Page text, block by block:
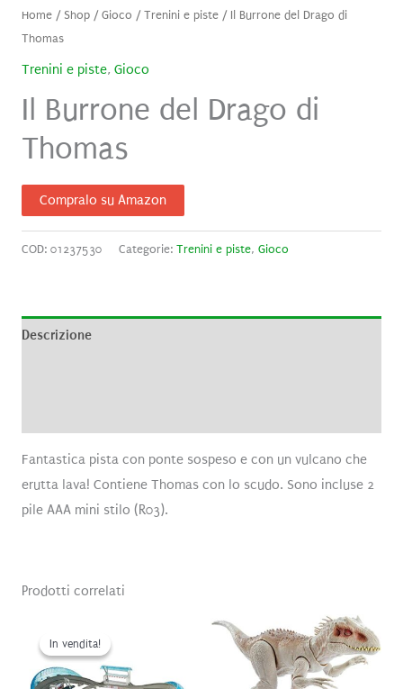
Home/ Shop/Gioco /Trenini e piste/ Il Burrone del Drago di
Thomas
Trenini e piste, Gioco
Il Burrone del Drago di
Thomas
Compralo su Amazon
COD: 01237530 Categorie: Trenini e piste, Gioco
Descrizione
Fantastica pista con ponte sospeso e con un vulcano che
erutta lava! Contiene Thomas con lo scudo. Sono incluse 2
pile AAA mini stilo (R03).
Prodotti correlati
In vendita!
In vendita!